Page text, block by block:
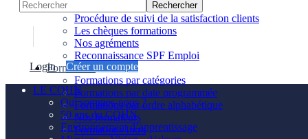
Procédure de suivi de la satisfaction clients
Les chèques formations
Nos agréments
Reconnaissance SPF Emploi
Formations
Formations par catégories
Formations par date programmée
Formations par ordre alphabétique
Nos formateurs
Formations Intra
Login
Créer un compte
LE CQHN
Qui sommes-nous ?
50 ans du CQHN
Environnement d’apprentissage